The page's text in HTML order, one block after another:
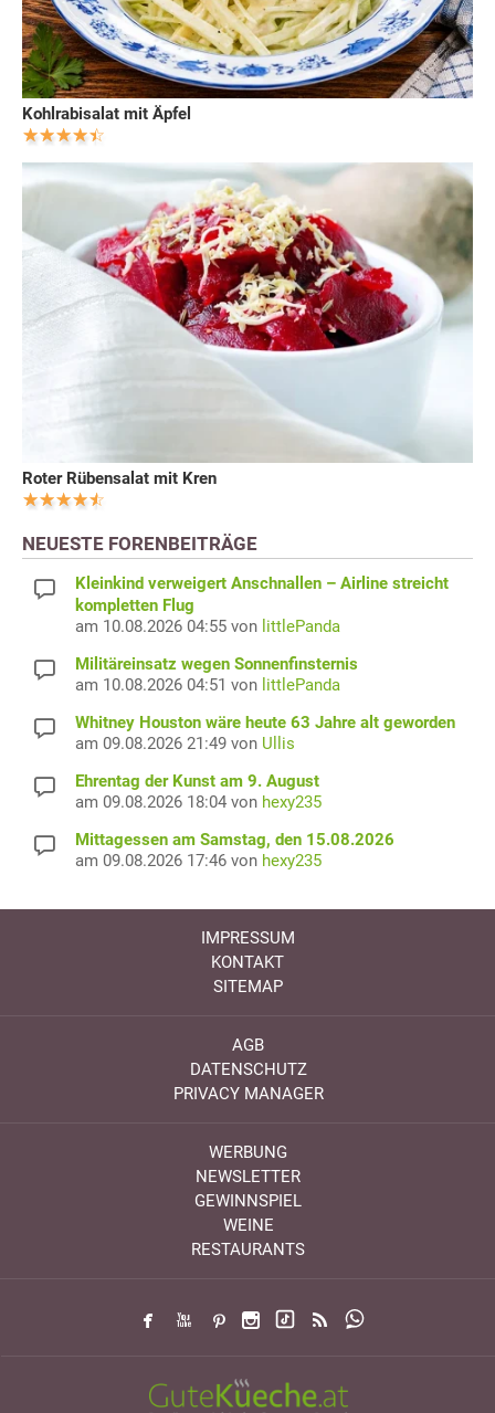
Kohlrabisalat mit Äpfel
Roter Rübensalat mit Kren
NEUESTE FORENBEITRÄGE
Kleinkind verweigert Anschnallen – Airline streicht
kompletten Flug
am 10.08.2026 04:55 von littlePanda
Militäreinsatz wegen Sonnenfinsternis
am 10.08.2026 04:51 von littlePanda
Whitney Houston wäre heute 63 Jahre alt geworden
am 09.08.2026 21:49 von Ullis
Ehrentag der Kunst am 9. August
am 09.08.2026 18:04 von hexy235
Mittagessen am Samstag, den 15.08.2026
am 09.08.2026 17:46 von hexy235
IMPRESSUM
KONTAKT
SITEMAP
AGB
DATENSCHUTZ
PRIVACY MANAGER
WERBUNG
NEWSLETTER
GEWINNSPIEL
WEINE
RESTAURANTS